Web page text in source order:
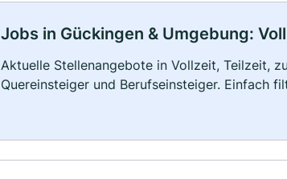
Jobs in Gückingen & Umgebung:
Aktuelle Stellenangebote in Vollzeit, Teilzeit,
Quereinsteiger und Berufseinsteiger. Einfach